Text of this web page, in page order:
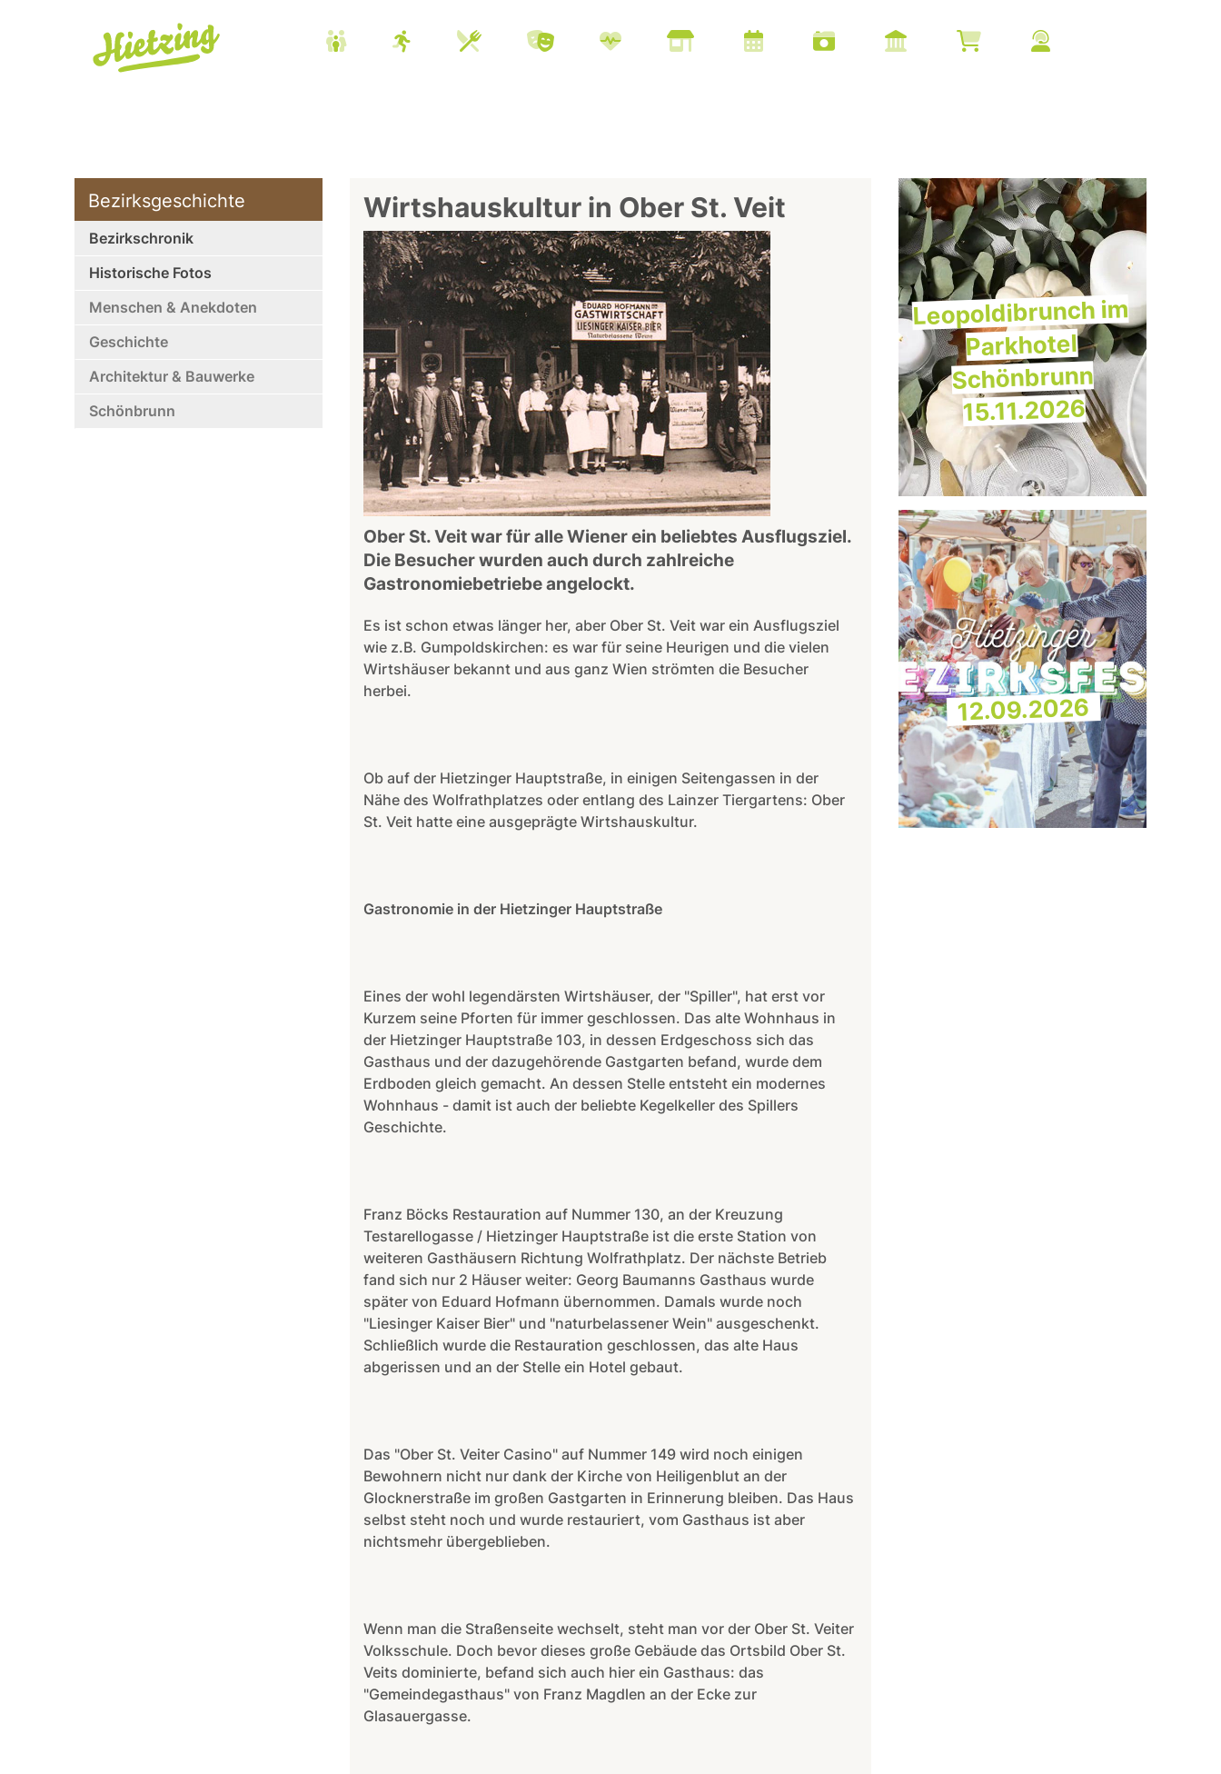
Bezirksgeschichte
Bezirkschronik
Historische Fotos
Menschen & Anekdoten
Geschichte
Architektur & Bauwerke
Schönbrunn
Wirtshauskultur in Ober St. Veit
Ober St. Veit war für alle Wiener ein beliebtes Ausflugsziel.
Die Besucher wurden auch durch zahlreiche
Gastronomiebetriebe angelockt.
Es ist schon etwas länger her, aber Ober St. Veit war ein Ausflugsziel
wie z.B. Gumpoldskirchen: es war für seine Heurigen und die vielen
Wirtshäuser bekannt und aus ganz Wien strömten die Besucher
herbei.
Ob auf der Hietzinger Hauptstraße, in einigen Seitengassen in der
Nähe des Wolfrathplatzes oder entlang des Lainzer Tiergartens: Ober
St. Veit hatte eine ausgeprägte Wirtshauskultur.
Gastronomie in der Hietzinger Hauptstraße
Eines der wohl legendärsten Wirtshäuser, der "Spiller", hat erst vor
Kurzem seine Pforten für immer geschlossen. Das alte Wohnhaus in
der Hietzinger Hauptstraße 103, in dessen Erdgeschoss sich das
Gasthaus und der dazugehörende Gastgarten befand, wurde dem
Erdboden gleich gemacht. An dessen Stelle entsteht ein modernes
Wohnhaus - damit ist auch der beliebte Kegelkeller des Spillers
Geschichte.
Franz Böcks Restauration auf Nummer 130, an der Kreuzung
Testarellogasse / Hietzinger Hauptstraße ist die erste Station von
weiteren Gasthäusern Richtung Wolfrathplatz. Der nächste Betrieb
fand sich nur 2 Häuser weiter: Georg Baumanns Gasthaus wurde
später von Eduard Hofmann übernommen. Damals wurde noch
"Liesinger Kaiser Bier" und "naturbelassener Wein" ausgeschenkt.
Schließlich wurde die Restauration geschlossen, das alte Haus
abgerissen und an der Stelle ein Hotel gebaut.
Das "Ober St. Veiter Casino" auf Nummer 149 wird noch einigen
Bewohnern nicht nur dank der Kirche von Heiligenblut an der
Glocknerstraße im großen Gastgarten in Erinnerung bleiben. Das Haus
selbst steht noch und wurde restauriert, vom Gasthaus ist aber
nichtsmehr übergeblieben.
Wenn man die Straßenseite wechselt, steht man vor der Ober St. Veiter
Volksschule. Doch bevor dieses große Gebäude das Ortsbild Ober St.
Veits dominierte, befand sich auch hier ein Gasthaus: das
"Gemeindegasthaus" von Franz Magdlen an der Ecke zur
Glasauergasse.
Leopoldibrunch im
Parkhotel
Schönbrunn
15.11.2026
12.09.2026